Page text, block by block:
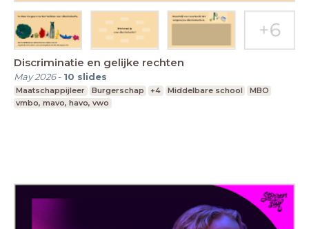
Discriminatie en gelijke rechten
May 2026- 10 slides
Maatschappijleer Burgerschap +4 Middelbare school
MBO
vmbo, mavo, havo, vwo